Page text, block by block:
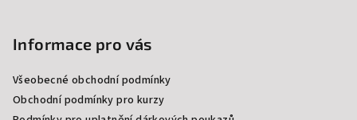
Informace pro vás
Všeobecné obchodní podmínky
Obchodní podmínky pro kurzy